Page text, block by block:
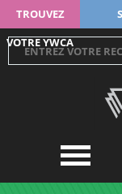
TROUVEZ
VOTRE YWCA